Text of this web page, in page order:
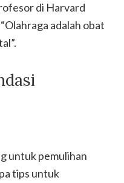
di Harvard
adalah obat
untuk pemulihan
tips untuk